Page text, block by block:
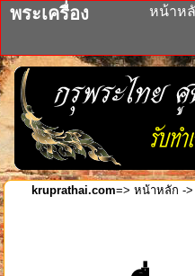
พระเครื่อง หน้าห
kruprathai.com=> หน้าหลัก ->